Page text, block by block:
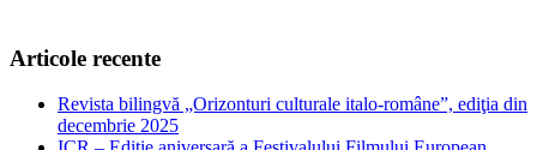
Articole recente
Revista bilingvă „Orizonturi culturale italo-române”, ediţia din
decembrie 2025